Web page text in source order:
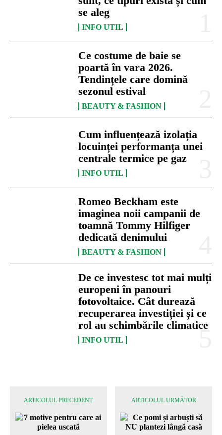
se aleg
INFO UTIL
Ce costume de baie se
poartă în vara 2026.
Tendințele care domină
sezonul estival
BEAUTY & FASHION
Cum influențează izolația
locuinței performanța unei
centrale termice pe gaz
INFO UTIL
Romeo Beckham este
imaginea noii campanii de
toamnă Tommy Hilfiger
dedicată denimului
BEAUTY & FASHION
De ce investesc tot mai mulți
europeni în panouri
fotovoltaice. Cât durează
recuperarea investiției și ce
rol au schimbările climatice
INFO UTIL
ARTICOLUL PRECEDENT ARTICOLUL URMĂTOR